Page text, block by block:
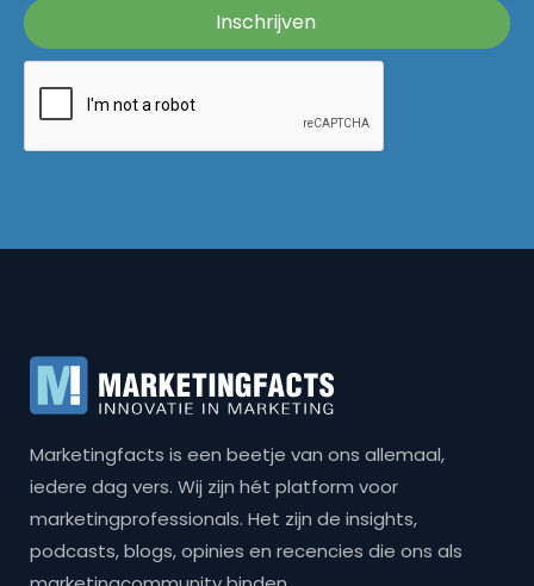
Marketingfacts is een beetje van ons allemaal,
iedere dag vers. Wij zijn hét platform voor
marketingprofessionals. Het zijn de insights,
podcasts, blogs, opinies en recencies die ons als